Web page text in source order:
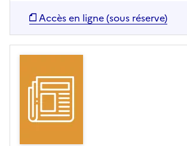
Accès en ligne (sous réserve)